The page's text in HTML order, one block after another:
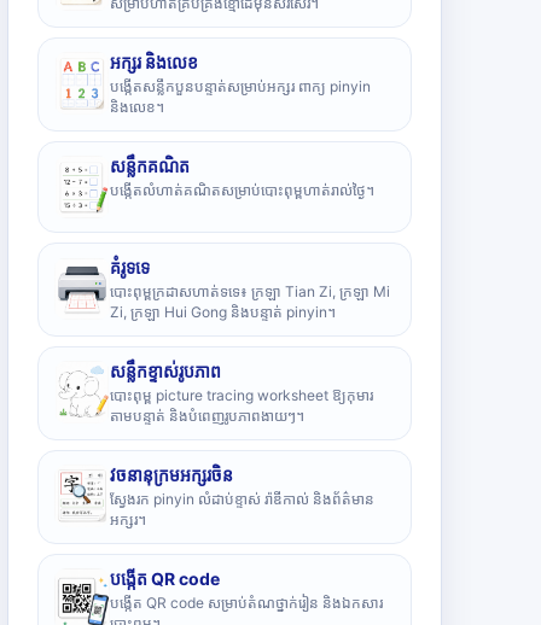
អក្សរ និងលេខ
បង្កើតសន្លឹកបួនបន្ទាត់សម្រាប់អក្សរ ពាក្យ pinyin
និងលេខ។
សន្លឹកគណិត
បង្កើតលំហាត់គណិតសម្រាប់បោះពុម្ពហាត់រាល់ថ្ងៃ។
គំរូទទេ
បោះពុម្ពក្រដាសហាត់ទទេ៖ ក្រឡា Tian Zi, ក្រឡា Mi
Zi, ក្រឡា Hui Gong និងបន្ទាត់ pinyin។
សន្លឹកខ្ទាស់រូបភាព
បោះពុម្ព picture tracing worksheet ឱ្យកុមារ
តាមបន្ទាត់ និងបំពេញរូបភាពងាយៗ។
វចនានុក្រមអក្សរចិន
ស្វែងរក pinyin លំដាប់ខ្ទាស់ រ៉ាឌីកាល់ និងព័ត៌មាន
អក្សរ។
បង្កើត QR code
បង្កើត QR code សម្រាប់តំណថ្នាក់រៀន និងឯកសារ